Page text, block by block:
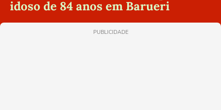
idoso de 84 anos em Barueri
PUBLICIDADE